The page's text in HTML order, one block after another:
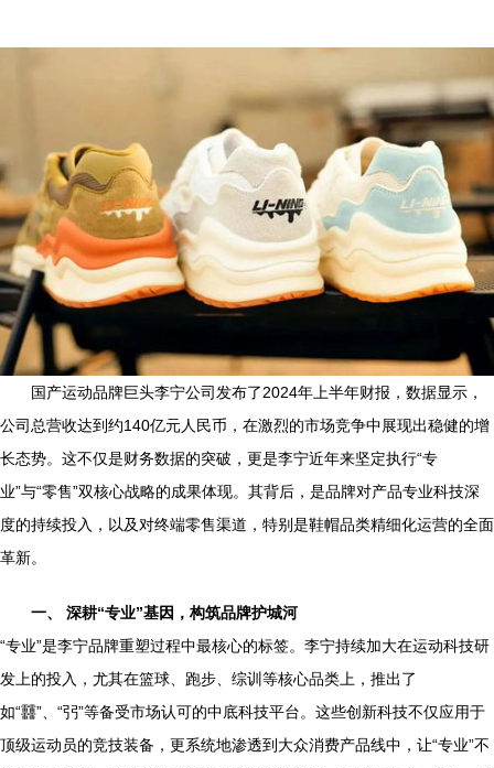
国产运动品牌巨头李宁公司发布了2024年上半年财报，数据显示，
公司总营收达到约140亿元人民币，在激烈的市场竞争中展现出稳健的增
长态势。这不仅是财务数据的突破，更是李宁近年来坚定执行“专
业”与“零售”双核心战略的成果体现。其背后，是品牌对产品专业科技深
度的持续投入，以及对终端零售渠道，特别是鞋帽品类精细化运营的全面
革新。
一、 深耕“专业”基因，构筑品牌护城河
“专业”是李宁品牌重塑过程中最核心的标签。李宁持续加大在运动科技研
发上的投入，尤其在篮球、跑步、综训等核心品类上，推出了
如“䨻”、“弜”等备受市场认可的中底科技平台。这些创新科技不仅应用于
顶级运动员的竞技装备，更系统地渗透到大众消费产品线中，让“专业”不